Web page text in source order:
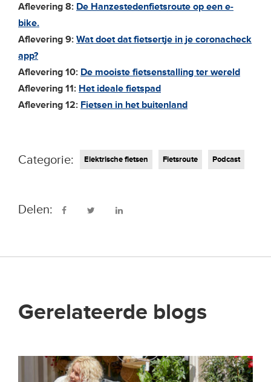
Aflevering 8: De Hanzestedenfietsroute op een e-
bike.
Aflevering 9: Wat doet dat fietsertje in je coronacheck
app?
Aflevering 10: De mooiste fietsenstalling ter wereld
Aflevering 11: Het ideale fietspad
Aflevering 12: Fietsen in het buitenland
Categorie: Elektrische fietsen Fietsroute Podcast
Delen:
Gerelateerde blogs